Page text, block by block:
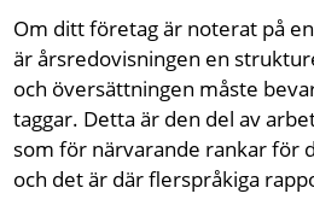
Om ditt företag är noterat på
är årsredovisningen en
och översättningen måste
taggar. Detta är den del av
som för närvarande rankar för
och det är där flerspråkiga